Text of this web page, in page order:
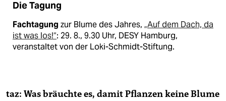
Die Tagung
Fachtagung zur Blume des Jahres, „Auf dem Dach, da
ist was los!“: 29. 8., 9.30 Uhr, DESY Hamburg,
veranstaltet von der Loki-Schmidt-Stiftung.
taz: Was bräuchte es, damit Pflanzen keine Blume